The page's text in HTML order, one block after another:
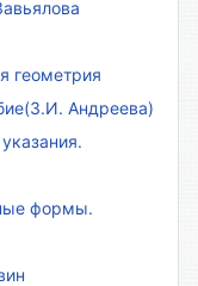
геометрия
Андреева)
формы.